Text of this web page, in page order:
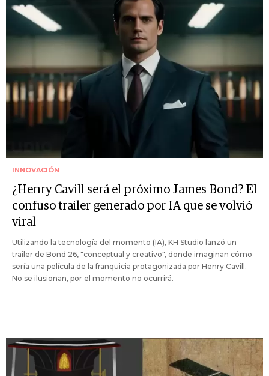
INNOVACIÓN
¿Henry Cavill será el próximo James Bond? El
confuso trailer generado por IA que se volvió
viral
Utilizando la tecnología del momento (IA), KH Studio lanzó un
trailer de Bond 26, "conceptual y creativo", donde imaginan cómo
sería una película de la franquicia protagonizada por Henry Cavill.
No se ilusionan, por el momento no ocurrirá.